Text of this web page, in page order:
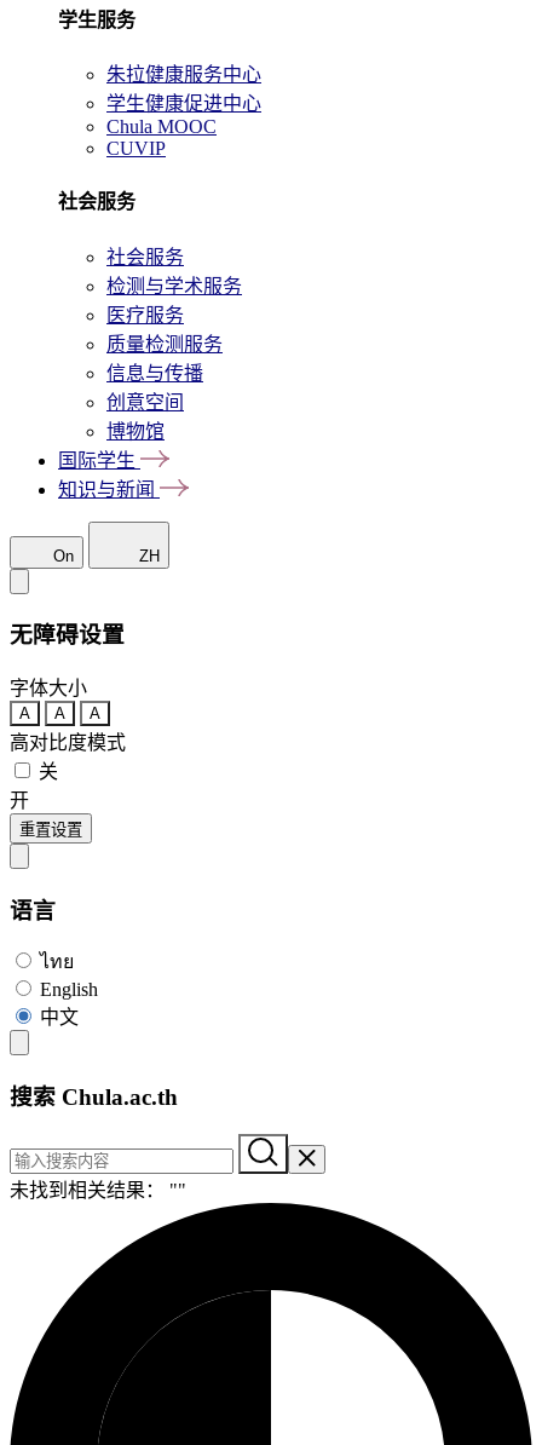
学生服务
朱拉健康服务中心
学生健康促进中心
Chula MOOC
CUVIP
社会服务
社会服务
检测与学术服务
医疗服务
质量检测服务
信息与传播
创意空间
博物馆
国际学生
知识与新闻
On ZH
无障碍设置
字体大小
A A A
高对比度模式
关
开
重置设置
语言
ไทย
English
中文
搜索 Chula.ac.th
未找到相关结果： ""